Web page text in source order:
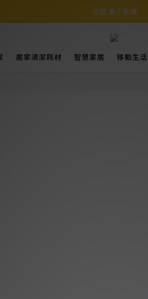
全館 滿千免運
居家清潔耗材 智慧家居 移動生活